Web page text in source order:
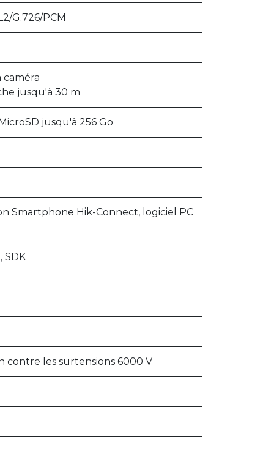
G.726/PCM
caméra
jusqu'à 30 m
jusqu'à 256 Go
Smartphone Hik-Connect, logiciel PC
SDK
contre les surtensions 6000 V